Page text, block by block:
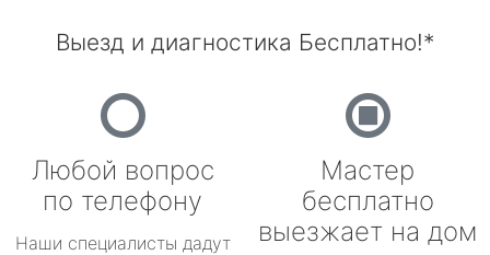
Выезд и диагностика Бесплатно!*
Любой вопрос
по телефону
Наши специалисты дадут
Мастер
бесплатно
выезжает на дом